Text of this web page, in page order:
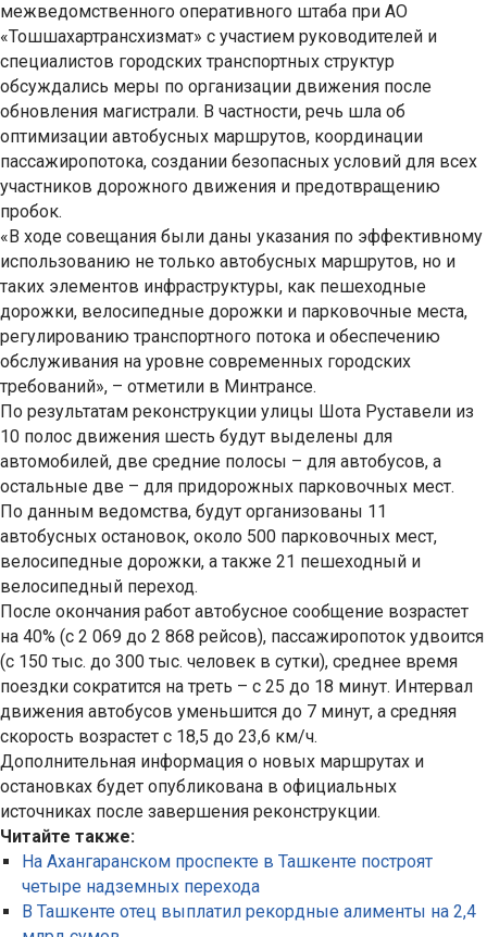
межведомственного оперативного штаба при АО
«Тошшахартрансхизмат» с участием руководителей и
специалистов городских транспортных структур
обсуждались меры по организации движения после
обновления магистрали. В частности, речь шла об
оптимизации автобусных маршрутов, координации
пассажиропотока, создании безопасных условий для всех
участников дорожного движения и предотвращению
пробок.
«В ходе совещания были даны указания по эффективному
использованию не только автобусных маршрутов, но и
таких элементов инфраструктуры, как пешеходные
дорожки, велосипедные дорожки и парковочные места,
регулированию транспортного потока и обеспечению
обслуживания на уровне современных городских
требований», – отметили в Минтрансе.
По результатам реконструкции улицы Шота Руставели из
10 полос движения шесть будут выделены для
автомобилей, две средние полосы – для автобусов, а
остальные две – для придорожных парковочных мест.
По данным ведомства, будут организованы 11
автобусных остановок, около 500 парковочных мест,
велосипедные дорожки, а также 21 пешеходный и
велосипедный переход.
После окончания работ автобусное сообщение возрастет
на 40% (с 2 069 до 2 868 рейсов), пассажиропоток удвоится
(с 150 тыс. до 300 тыс. человек в сутки), среднее время
поездки сократится на треть – с 25 до 18 минут. Интервал
движения автобусов уменьшится до 7 минут, а средняя
скорость возрастет с 18,5 до 23,6 км/ч.
Дополнительная информация о новых маршрутах и
остановках будет опубликована в официальных
источниках после завершения реконструкции.
Читайте также:
На Ахангаранском проспекте в Ташкенте построят
четыре надземных перехода
В Ташкенте отец выплатил рекордные алименты на 2,4